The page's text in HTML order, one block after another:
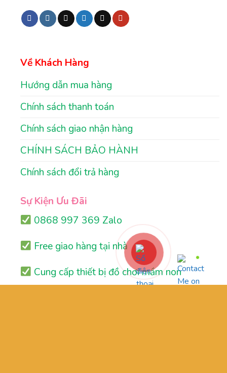
Về Khách Hàng
Hướng dẫn mua hàng
Chính sách thanh toán
Chính sách giao nhận hàng
CHÍNH SÁCH BẢO HÀNH
Chính sách đổi trả hàng
Sự Kiện Ưu Đãi
0868 997 369 Zalo
Free giao hàng tại nhà
Cung cấp thiết bị đồ chơi mầm non